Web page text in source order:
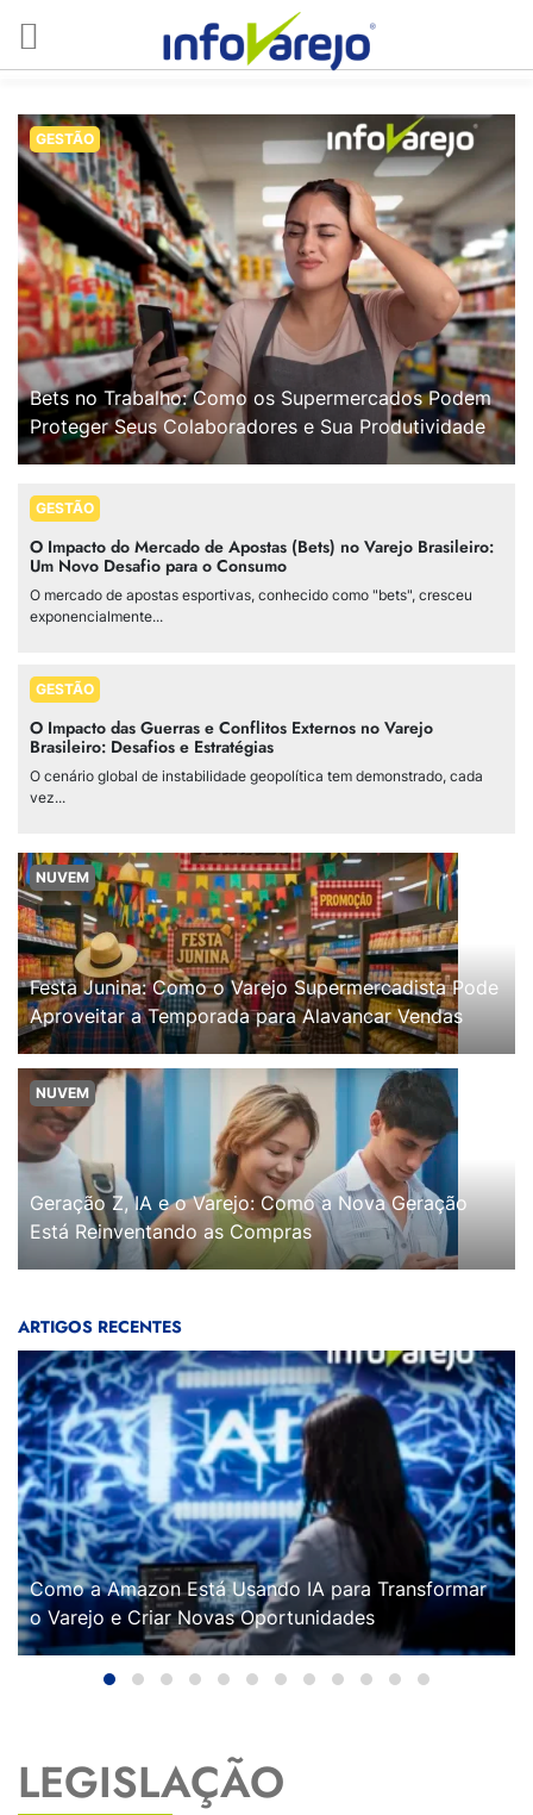
GESTÃO
Bets no Trabalho: Como os Supermercados Podem
Proteger Seus Colaboradores e Sua Produtividade
GESTÃO
O Impacto do Mercado de Apostas (Bets) no Varejo Brasileiro:
Um Novo Desafio para o Consumo
O mercado de apostas esportivas, conhecido como "bets", cresceu
exponencialmente...
GESTÃO
O Impacto das Guerras e Conflitos Externos no Varejo
Brasileiro: Desafios e Estratégias
O cenário global de instabilidade geopolítica tem demonstrado, cada
vez...
NUVEM
Festa Junina: Como o Varejo Supermercadista Pode
Aproveitar a Temporada para Alavancar Vendas
NUVEM
Geração Z, IA e o Varejo: Como a Nova Geração
Está Reinventando as Compras
ARTIGOS RECENTES
Como a Amazon Está Usando IA para Transformar
o Varejo e Criar Novas Oportunidades
LEGISLAÇÃO